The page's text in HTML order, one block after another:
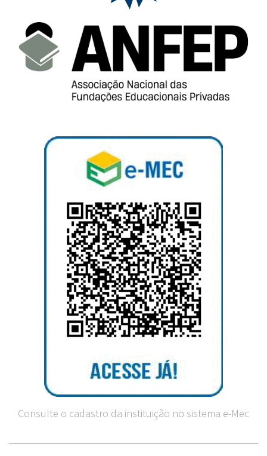
Consulte o cadastro da instituição no sistema e-Mec